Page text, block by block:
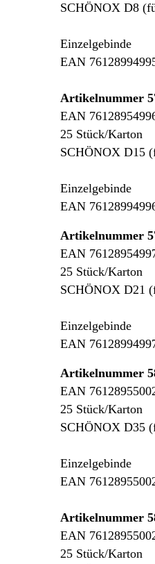
SCHÖNOX D8
Einzelgebinde
EAN
Artikelnummer
EAN
25 Stück/Karton
SCHÖNOX D15
Einzelgebinde
EAN
Artikelnummer
EAN
25 Stück/Karton
SCHÖNOX D21
Einzelgebinde
EAN
Artikelnummer
EAN
25 Stück/Karton
SCHÖNOX D35
Einzelgebinde
EAN
Artikelnummer
EAN
25 Stück/Karton